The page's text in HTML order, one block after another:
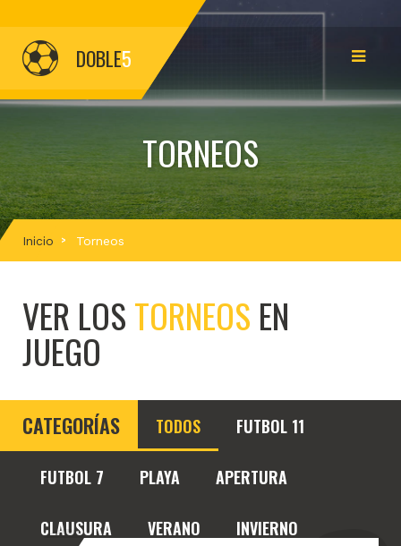
DOBLE5
TORNEOS
Inicio Torneos
VER LOSTORNEOS EN
JUEGO
CATEGORÍAS TODOS FUTBOL 11
FUTBOL 7 PLAYA APERTURA
CLAUSURA VERANO INVIERNO